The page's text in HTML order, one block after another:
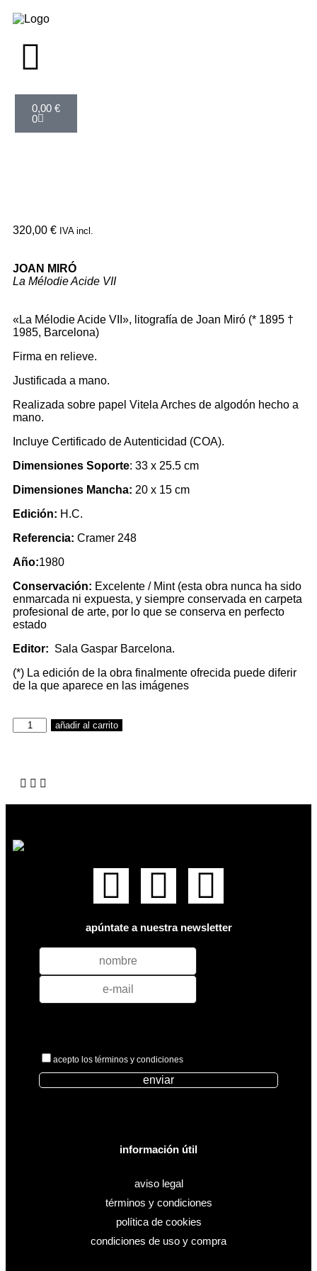
0,00 €
0
320,00 € IVA incl.
JOAN MIRÓ
La Mélodie Acide VII
«La Mélodie Acide VII», litografía de Joan Miró (* 1895 †
1985, Barcelona)
Firma en relieve.
Justificada a mano.
Realizada sobre papel Vitela Arches de algodón hecho a
mano.
Incluye Certificado de Autenticidad (COA).
Dimensiones Soporte: 33 x 25.5 cm
Dimensiones Mancha: 20 x 15 cm
Edición: H.C.
Referencia: Cramer 248
Año:1980
Conservación: Excelente / Mint (esta obra nunca ha sido
enmarcada ni expuesta, y siempre conservada en carpeta
profesional de arte, por lo que se conserva en perfecto
estado
Editor: Sala Gaspar Barcelona.
(*) La edición de la obra finalmente ofrecida puede diferir
de la que aparece en las imágenes
añadir al carrito
apúntate a nuestra newsletter
acepto los términos y condiciones
enviar
información útil
aviso legal
términos y condiciones
política de cookies
condiciones de uso y compra